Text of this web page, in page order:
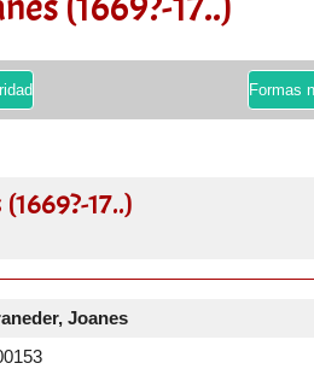
Formas
17..)
Joanes